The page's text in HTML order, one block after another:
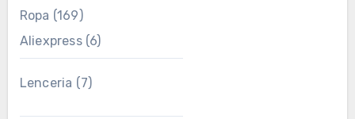
Ropa (169)
Aliexpress(6)
Lenceria (7)